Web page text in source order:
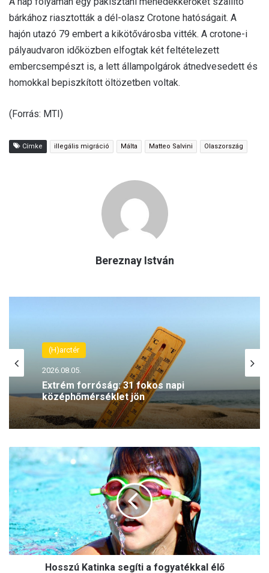
bárkához riasztották a dél-olasz Crotone hatóságait. A
hajón utazó 79 embert a kikötővárosba vitték. A crotone-i
pályaudvaron időközben elfogtak két feltételezett
embercsempészt is, a lett állampolgárok átnedvesedett és
homokkal bepiszkított öltözetben voltak.
(Forrás: MTI)
Címke illegális migráció Málta Matteo Salvini Olaszország
Bereznay István
(H)arctér
2026.08.05.
Extrém forróság: 31 fokos napi
középhőmérséklet jön
H
o
s
s
z
ú
K
a
t
Hosszú Katinka segíti a fogyatékkal élő